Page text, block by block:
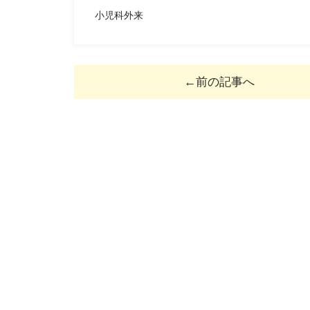
小児科外来
←前の記事へ